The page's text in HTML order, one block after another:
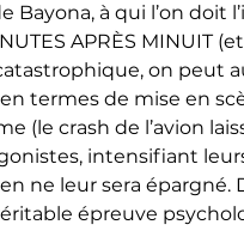
à qui l’on doit
APRÈS MINUIT
on peut
termes de mise en
(le crash de l’avion
intensifiant
ne leur sera épargné.
épreuve